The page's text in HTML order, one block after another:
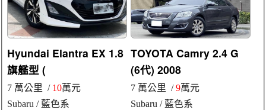
Hyundai Elantra EX 1.8
旗艦型 (
7 萬公里 / 10萬元
Subaru / 藍色系
TOYOTA Camry 2.4 G
(6代) 2008
7 萬公里 /9萬元
Subaru / 藍色系